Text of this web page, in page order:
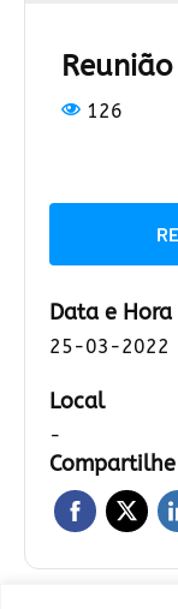
126
Data e Hora
25-03-2022
Local
-